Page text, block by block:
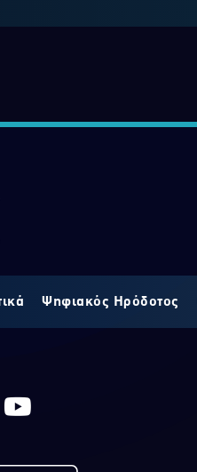
Ψηφιακός Ηρόδοτος